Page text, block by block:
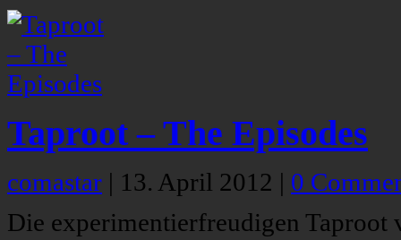
Taproot – The Episodes
comastar | 13. April 2012 | 0
Die experimentierfreudigen Taproot